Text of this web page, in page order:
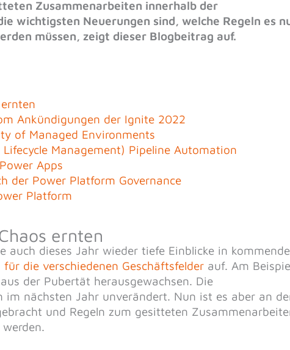
Zusammenarbeiten innerhalb der
wichtigsten Neuerungen sind, welche Regeln es
müssen, zeigt dieser Blogbeitrag auf.
Ankündigungen der Ignite 2022
of Managed Environments
Management) Pipeline Automation
Apps
der Power Platform Governance
Platform
ernten
auch dieses Jahr wieder tiefe Einblicke in
die verschiedenen Geschäftsfelder auf. Am
der Pubertät herausgewachsen. Die
im nächsten Jahr unverändert. Nun ist es aber an
und Regeln zum gesitteten